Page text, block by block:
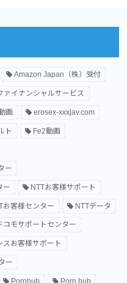
Amazon Japan（株）受付
ァイナンシャルサービス
画 erosex-xxxjav.com
ト Fe2動画
ー
ー NTTお客様サポート
お客様センター NTTデータ
コモサポートセンター
スお客様サポート
ー
Pornhub Porn hub